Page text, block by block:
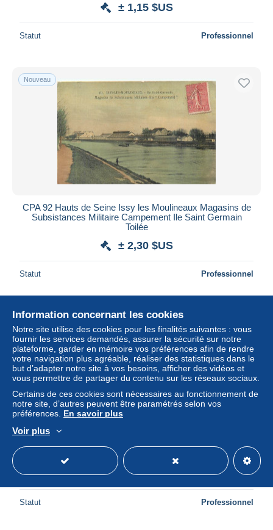
± 1,15 $US
Statut Professionnel
Nouveau
CPA 92 Hauts de Seine Issy les Moulineaux Magasins de
Subsistances Militaire Campement Ile Saint Germain
Toilée
± 2,30 $US
Statut Professionnel
Nouveau
92 ISSY LES MOULINEAUX LA CHAPELLE DE L
HOPITAL CORENTIN CELTON
± 6,80 $US
Statut Professionnel
Information concernant les cookies
Notre site utilise des cookies pour les finalités suivantes : vous
fournir les services demandés, assurer la sécurité sur notre
plateforme, garder en mémoire vos préférences afin de rendre
votre navigation plus agréable, réaliser des statistiques dans le
but d’adapter notre site à vos besoins, afficher des vidéos et
vous permettre de partager du contenu sur les réseaux sociaux.
Certains de ces cookies sont nécessaires au fonctionnement de
notre site, d’autres peuvent être paramétrés selon vos
préférences. En savoir plus
Voir plus